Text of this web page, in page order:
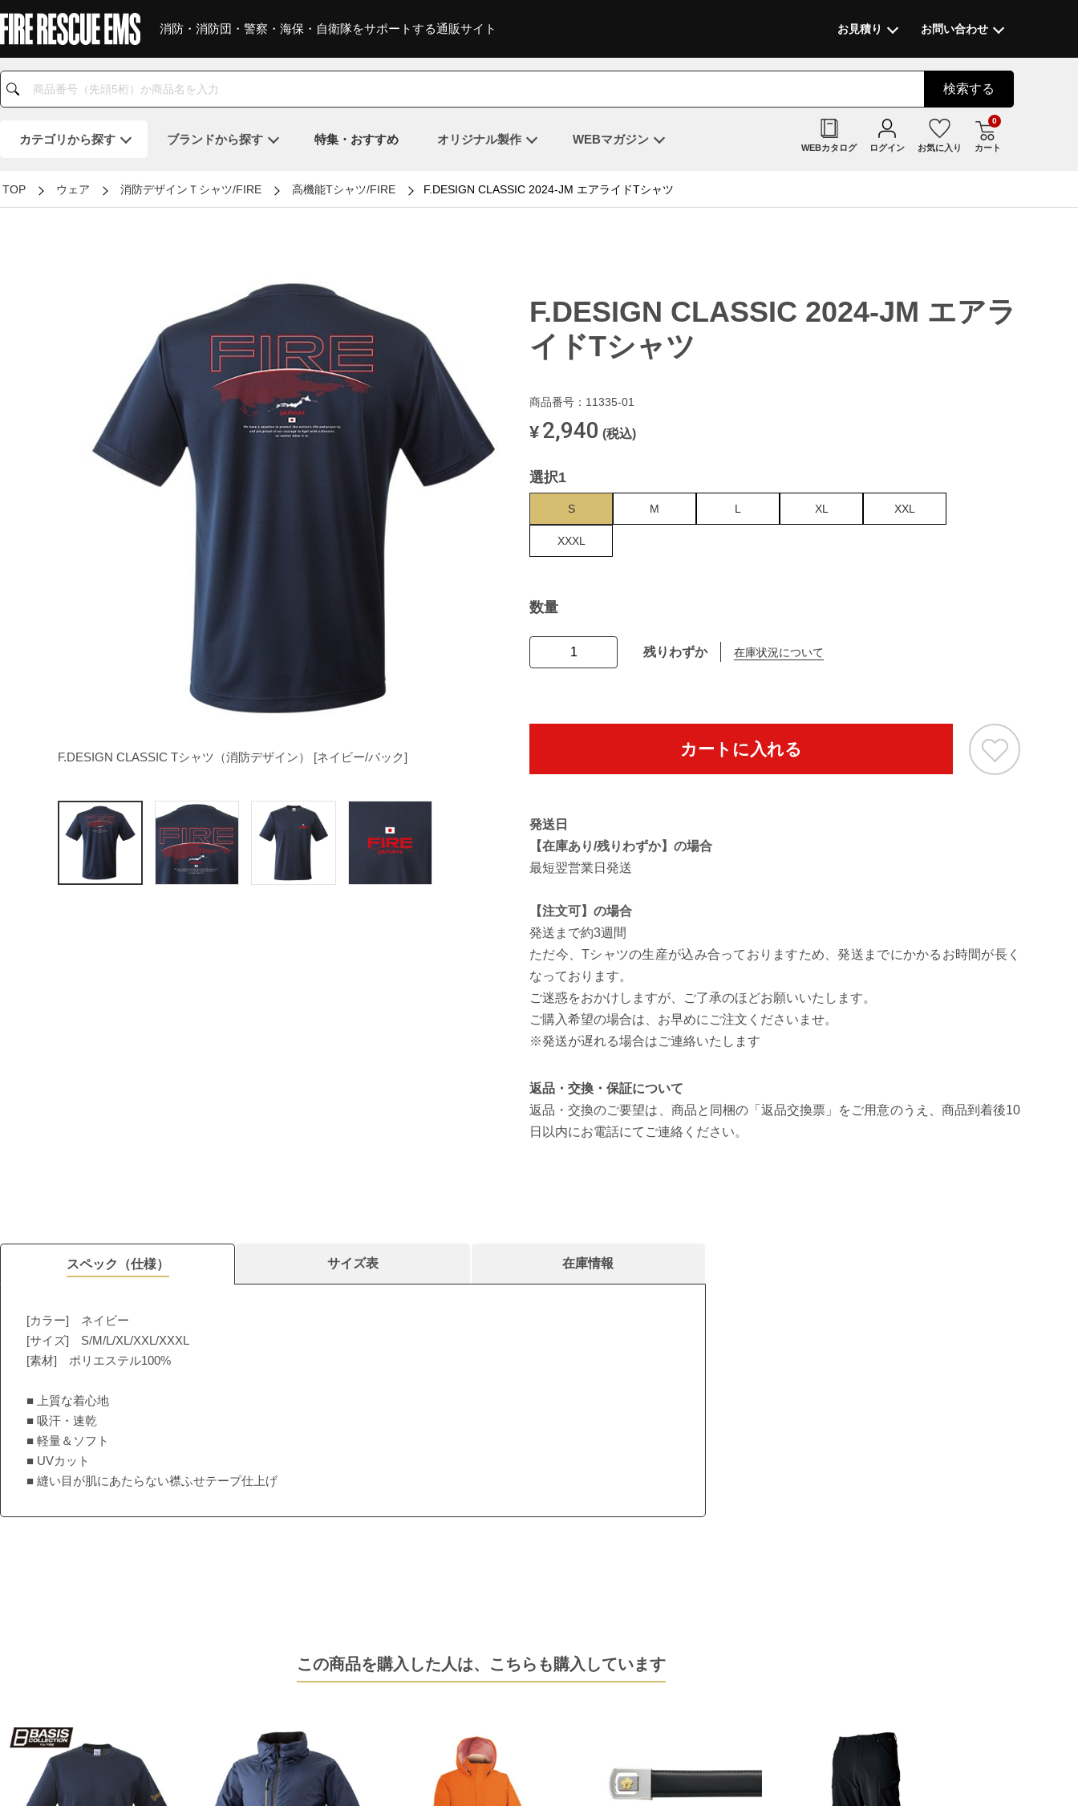
消防・消防団・警察・海保・自衛隊をサポートする通販サイト お見積り お問い合わせ
検索する
カテゴリから探す ブランドから探す 特集・おすすめ オリジナル製作 WEBマガジン
WEBカタログ ログイン お気に入り カート
0
TOP ウェア 消防デザインＴシャツ/FIRE 高機能Tシャツ/FIRE F.DESIGN CLASSIC 2024-JM エアライドTシャツ
F.DESIGN CLASSIC Tシャツ（消防デザイン） [ネイビー/バック] [ネイビー/フ
F.DESIGN CLASSIC 2024-JM エアラ
イドTシャツ
商品番号：11335-01
¥ 2,940 (税込)
選択1
S M L XL XXL
XXXL
数量
残りわずか 在庫状況について
カートに入れる
発送日
【在庫あり/残りわずか】の場合
最短翌営業日発送
【注文可】の場合
発送まで約3週間
ただ今、Tシャツの生産が込み合っておりますため、発送までにかかるお時間が長く
なっております。
ご迷惑をおかけしますが、ご了承のほどお願いいたします。
ご購入希望の場合は、お早めにご注文くださいませ。
※発送が遅れる場合はご連絡いたします
返品・交換・保証について
返品・交換のご要望は、商品と同梱の「返品交換票」をご用意のうえ、商品到着後10
日以内にお電話にてご連絡ください。
スペック（仕様） サイズ表 在庫情報
[カラー] ネイビー
[サイズ] S/M/L/XL/XXL/XXXL
[素材] ポリエステル100%
■ 上質な着心地
■ 吸汗・速乾
■ 軽量＆ソフト
■ UVカット
■ 縫い目が肌にあたらない襟ふせテープ仕上げ
この商品を購入した人は、 こちらも購入しています